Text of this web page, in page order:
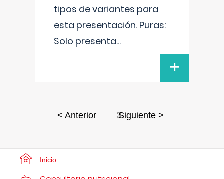
tipos de variantes para
esta presentación. Puras:
Solo presenta...
+
< Anterior 3Siguiente >
Inicio